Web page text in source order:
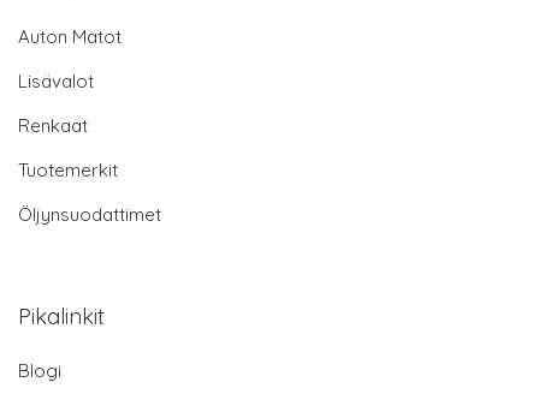
Auton Matot
Lisävalot
Renkaat
Tuotemerkit
Öljynsuodattimet
Pikalinkit
Blogi